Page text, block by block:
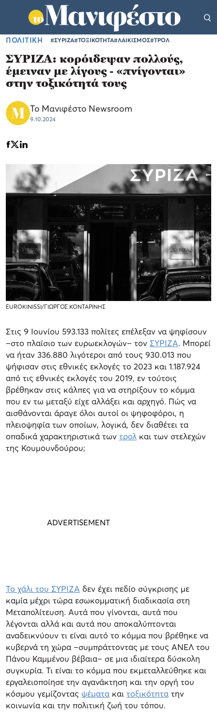
ΠΟΛΙΤΙΚΗ #ΣΥΡΙΖΑ#ΤΟΞΙΚΟΤΗΤΑ#ΛΑΙΚΙΣΜΟΣ#ΤΡΟΛ
ΣΥΡΙΖΑ: κορόιδεψαν πολλούς,
έμειναν με λίγους - «πνίγονται»
στην τοξικότητά τους
Το Μανιφέστο Newsroom
9.10.2024
EUROKINISSI/ΓΙΩΡΓΟΣ ΚΟΝΤΑΡΙΝΗΣ
Στις 9 Ιουνίου 593.133 πολίτες επέλεξαν να ψηφίσουν
–στο πλαίσιο των ευρωεκλογών– τον ΣΥΡΙΖΑ. Μπορεί
να ήταν 336.880 λιγότεροι από τους 930.013 που
ψήφισαν στις εθνικές εκλογές το 2023 και 1.187.924
από τις εθνικές εκλογές του 2019, εν τούτοις
βρέθηκαν στις κάλπες για να στηρίξουν το κόμμα
που εν τω μεταξύ είχε αλλάξει και αρχηγό. Πώς να
αισθάνονται άραγε όλοι αυτοί οι ψηφοφόροι, η
πλειοψηφία των οποίων, λογικά, δεν διαθέτει τα
οπαδικά χαρακτηριστικά των τρολ και των στελεχών
της Κουμουνδούρου;
Το χάλι του ΣΥΡΙΖΑ δεν έχει πεδίο σύγκρισης με
καμία μέχρι τώρα εσωκομματική διαδικασία στη
Μεταπολίτευση. Αυτά που γίνονται, αυτά που
λέγονται αλλά και αυτά που αποκαλύπτονται
αναδεικνύουν τι είναι αυτό το κόμμα που βρέθηκε να
κυβερνά τη χώρα –συμπράττοντας με τους ΑΝΕΛ του
Πάνου Καμμένου βέβαια– σε μια ιδιαίτερα δύσκολη
συγκυρία. Τι είναι το κόμμα που εκμεταλλεύθηκε και
εργαλειοποίησε την αγανάκτηση και την οργή του
κόσμου γεμίζοντας ψέματα και τοξικότητα την
κοινωνία και την πολιτική ζωή του τόπου.